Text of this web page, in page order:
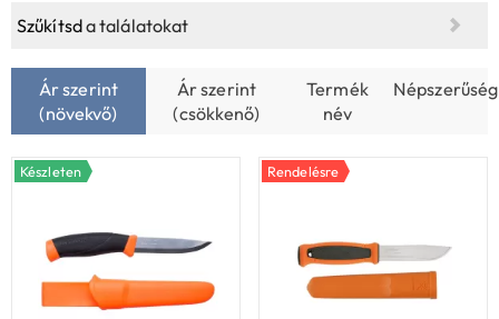
Szűkítsda találatokat
Ár szerint
(növekvő)
Ár szerint
(csökkenő)
Termék
név
Népszerűség
Készleten Rendelésre